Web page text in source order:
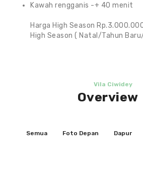
Kawah rengganis -+ 40 menit
Harga High Season
High Season ( Natal/Tahun
Vila Ciwidey
Overview
Semua Foto Depan Dapur